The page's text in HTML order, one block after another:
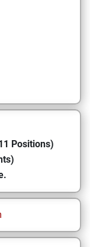
Positions)